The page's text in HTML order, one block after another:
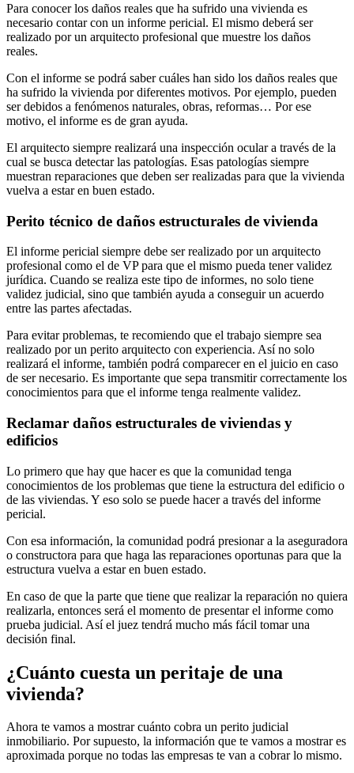
Para conocer los daños reales que ha sufrido una vivienda es
necesario contar con un informe pericial. El mismo deberá ser
realizado por un arquitecto profesional que muestre los daños
reales.
Con el informe se podrá saber cuáles han sido los daños reales que
ha sufrido la vivienda por diferentes motivos. Por ejemplo, pueden
ser debidos a fenómenos naturales, obras, reformas… Por ese
motivo, el informe es de gran ayuda.
El arquitecto siempre realizará una inspección ocular a través de la
cual se busca detectar las patologías. Esas patologías siempre
muestran reparaciones que deben ser realizadas para que la vivienda
vuelva a estar en buen estado.
Perito técnico de daños estructurales de vivienda
El informe pericial siempre debe ser realizado por un arquitecto
profesional como el de VP para que el mismo pueda tener validez
jurídica. Cuando se realiza este tipo de informes, no solo tiene
validez judicial, sino que también ayuda a conseguir un acuerdo
entre las partes afectadas.
Para evitar problemas, te recomiendo que el trabajo siempre sea
realizado por un perito arquitecto con experiencia. Así no solo
realizará el informe, también podrá comparecer en el juicio en caso
de ser necesario. Es importante que sepa transmitir correctamente los
conocimientos para que el informe tenga realmente validez.
Reclamar daños estructurales de viviendas y
edificios
Lo primero que hay que hacer es que la comunidad tenga
conocimientos de los problemas que tiene la estructura del edificio o
de las viviendas. Y eso solo se puede hacer a través del informe
pericial.
Con esa información, la comunidad podrá presionar a la aseguradora
o constructora para que haga las reparaciones oportunas para que la
estructura vuelva a estar en buen estado.
En caso de que la parte que tiene que realizar la reparación no quiera
realizarla, entonces será el momento de presentar el informe como
prueba judicial. Así el juez tendrá mucho más fácil tomar una
decisión final.
¿Cuánto cuesta un peritaje de una
vivienda?
Ahora te vamos a mostrar cuánto cobra un perito judicial
inmobiliario. Por supuesto, la información que te vamos a mostrar es
aproximada porque no todas las empresas te van a cobrar lo mismo.